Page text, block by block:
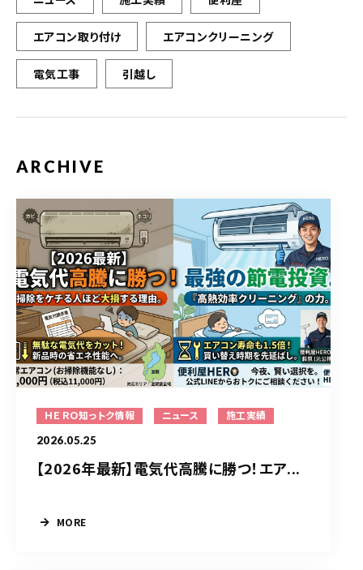
エアコン取り付け エアコンクリーニング
電気工事 引越し
ARCHIVE
ＨＥＲＯ知っトク情報 ニュース 施工実績
2026.05.25
【2026年最新】電気代高騰に勝つ！エア...
MORE